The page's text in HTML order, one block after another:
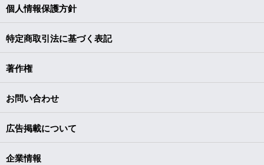
個人情報保護方針
特定商取引法に基づく表記
著作権
お問い合わせ
広告掲載について
企業情報